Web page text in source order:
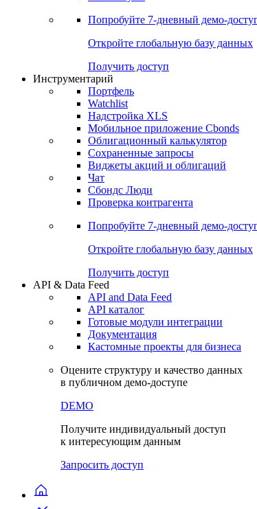
Прогнозы
Консенсус-прогнозы по отчетности
Консенсусы
Попробуйте7-дневный
Откройте глобальную базу данных
Получить доступ
Инструментарий
Портфель
Watchlist
Надстройка XLS
Мобильное приложение Cbonds
Облигационный калькулятор
Сохраненные запросы
Виджеты акций и облигаций
Чат
Сбондс Люди
Проверка контрагента
Попробуйте7-дневный
Откройте глобальную базу данных
Получить доступ
API & Data Feed
API and Data Feed
API каталог
Документация
Кастомные проекты для бизнеса
Оцените структуру и качество данных
в публичном демо-доступе
DEMO
Получите индивидуальный доступ